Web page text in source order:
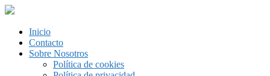
Inicio
Contacto
Sobre Nosotros
Política de cookies